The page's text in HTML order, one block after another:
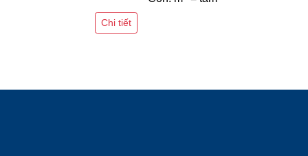
Chi tiết